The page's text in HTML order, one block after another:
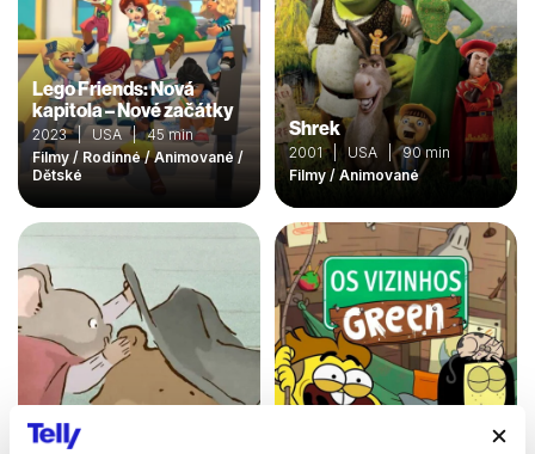
Lego Friends: Nová
kapitola – Nové začátky
2023 | USA | 45 min
Filmy / Rodinné / Animované /
Dětské
Shrek
2001 | USA | 90 min
Filmy / Animované